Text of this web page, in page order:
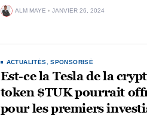
ALM MAYE JANVIER 26, 2024
ACTUALITÉS ,SPONSORISÉ
Est-ce la Tesla de la
token $TUK pourrait
pour les premiers